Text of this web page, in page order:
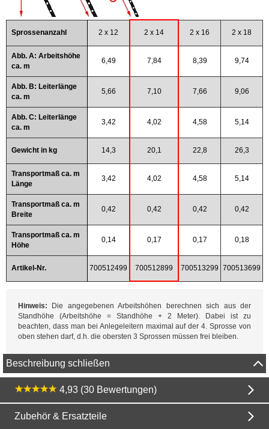
Sprossenanzahl 2 x 12 2 x 14 2 x 16 2 x 18
Abb. A: Arbeitshöhe
ca. m
6,49 7,84 8,39 9,74
Abb. B: Leiterlänge
ca. m
5,66 7,10 7,66 9,06
Abb. C: Leiterlänge
ca. m
3,42 4,02 4,58 5,14
Gewicht in kg 14,3 20,1 22,8 26,3
Transportmaß ca. m
Länge
3,42 4,02 4,58 5,14
Transportmaß ca. m
Breite
0,42 0,42 0,42 0,42
Transportmaß ca. m
Höhe
0,14 0,17 0,17 0,18
Artikel-Nr. 700512499 700512899 700513299 700513699
Hinweis: Die angegebenen Arbeitshöhen berechnen sich aus der
Standhöhe (Arbeitshöhe = Standhöhe + 2 Meter). Dabei ist zu
beachten, dass man bei Anlegeleitern maximal auf der 4. Sprosse von
oben stehen darf, d.h. die obersten 3 Sprossen müssen frei bleiben.
Beschreibung schließen
4,93 (30 Bewertungen)
Zubehör & Ersatzteile